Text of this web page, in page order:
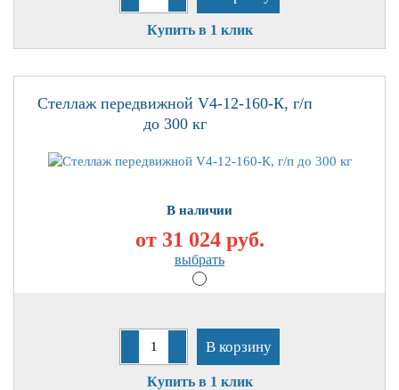
Купить в 1 клик
Стеллаж передвижной V4-12-160-К, г/п
до 300 кг
В наличии
от 31 024руб.
выбрать
В корзину
Купить в 1 клик